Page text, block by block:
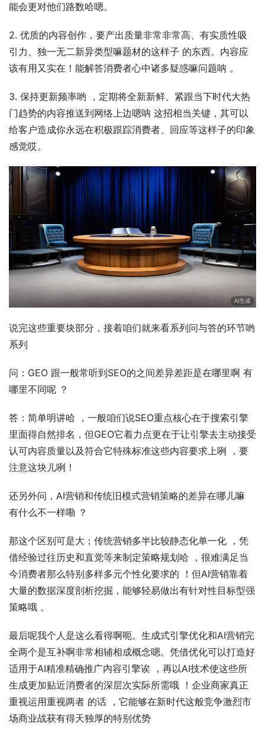
能会更对他们路数哈嗯。
2. 优质的内容创作，要产出质量非常非常高、有实质性吸
引力、独一无二新异类型嘛题材的这样子 的东西。内容应
该有用又实在！能解答消费者心中诸多疑惑嘛问题呐 。
3. 保持更新频率哟 ，定期将全新新鲜、紧跟当下时代大热
门趋势的内容推送到网络上边嗯呐 这招相当关键，其可以
给客户造成你永远在积极跟踪消费者、回应等这样子的印象
感觉哎。
说完这些重要块部分，接着咱们就来看系列问与答的环节哟
系列
问：GEO 跟一般常听到SEO的之间差异差距是在哪里啊 有
哪里不同呢 ？
答：简单明讲哈 ，一般咱们说SEO重点核心在于搜索引擎
里面得自然排名，但GEO它着力点更在于让引擎去主动接受
认可内容质量以及符合它特殊标准这些内容要求上咧 ，要
注意这块儿咧！
还另外问，AI营销和传统旧模式营销策略的差异在哪儿嘛
有什么不一样嘞 ？
那这个区别可是大；传统营销多半比较静态化单一化 ，凭
借经验过往历史和直觉等来制定策略规划哈 ，很难满足当
今消费者那么特别多样多元个性化要求的 ！但AI营销靠着
大量的数据深度剖析挖掘，能够轻易做出有针对性目标型强
策略哦 。
最后呢我个人是这么看得啊呃。生成式引擎优化和AI营销完
全两个是互补啊非常相辅相成概念嗯。凭借优化可以打造好
适用于AI精准精确推广内容引擎诶 ，再以AI技术使这些所
生成更加贴近消费者的深层次实际所需哦 ！企业商家真正
重视运用重视两者 的话 ，它能够在新时代这般竞争激烈市
场商业战获有得天独厚的特别优势